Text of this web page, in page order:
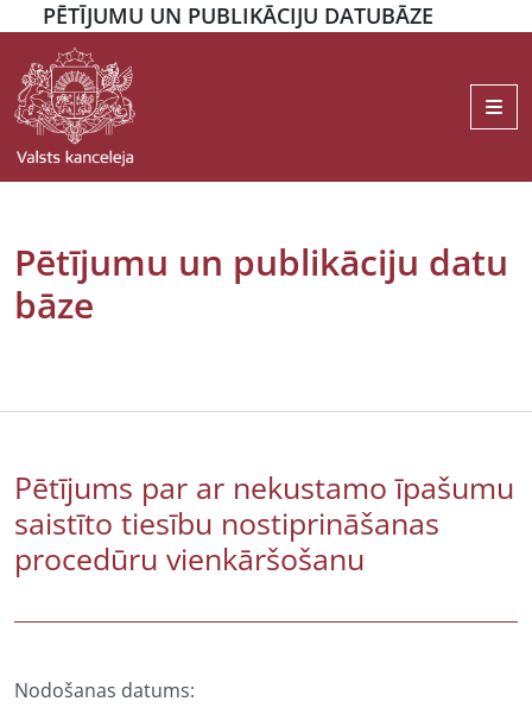
PĒTĪJUMU UN PUBLIKĀCIJU DATUBĀZE
Pētījumu un publikāciju datu
bāze
Pētījums par ar nekustamo īpašumu
saistīto tiesību nostiprināšanas
procedūru vienkāršošanu
Nodošanas datums: